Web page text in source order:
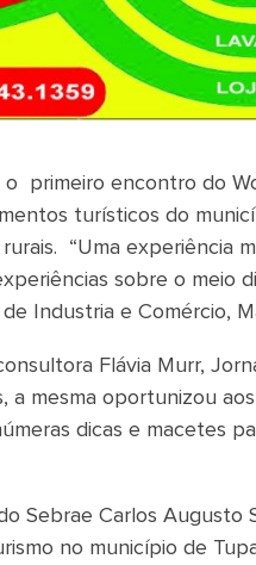
primeiro encontro do
turísticos do
“Uma experiência
sobre o meio
Industria e Comércio,
Flávia Murr,
a mesma oportunizou
dicas e macetes
Carlos Augusto
no município de